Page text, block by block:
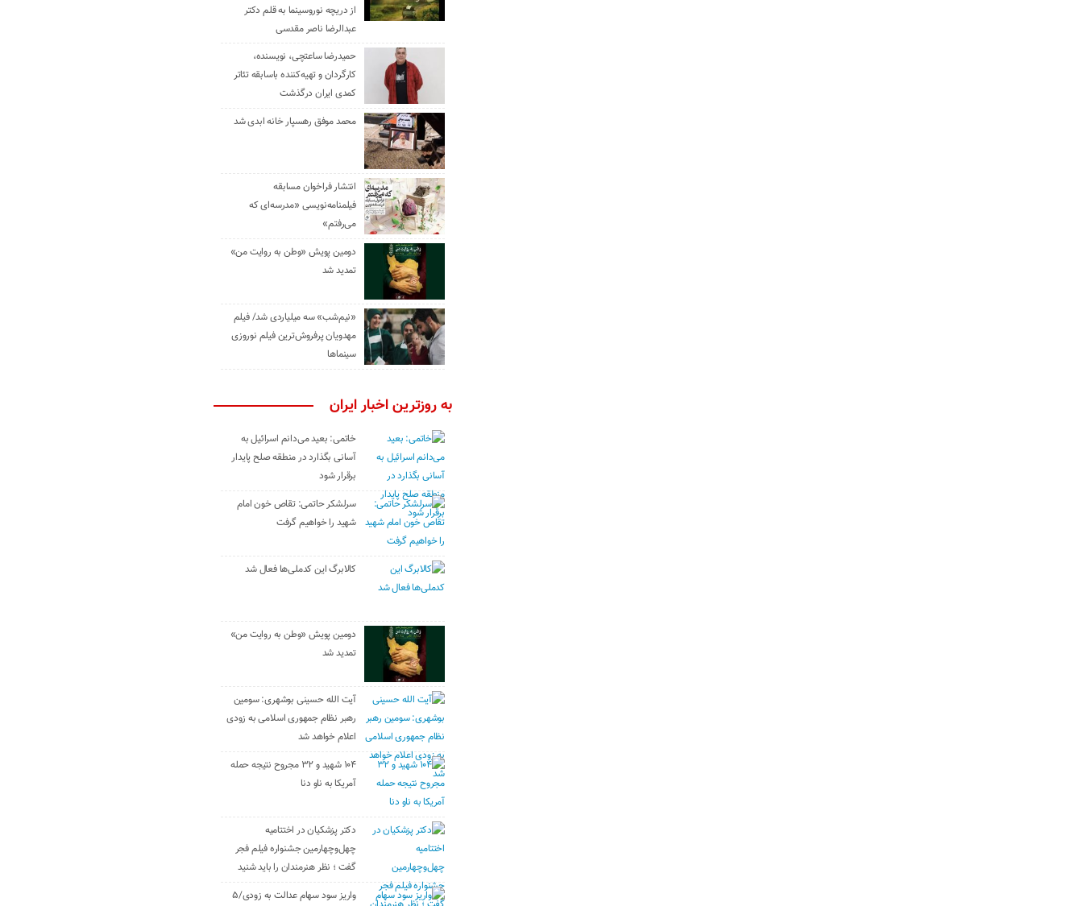
از دریچه نوروسینما به قلم دکتر
عبدالرضا ناصر مقدسی
حمیدرضا ساعتچی، نویسنده،
کارگردان و تهیه‌کننده باسابقه تئاتر
کمدی ایران درگذشت
محمد موفق رهسپار خانه ابدی شد
انتشار فراخوان مسابقه
فیلمنامه‌نویسی «مدرسه‌ای که
می‌رفتم»
دومین پویش «وطن به روایت من»
تمدید شد
«نیم‌شب» سه میلیاردی شد/ فیلم
مهدویان پرفروش‌ترین فیلم نوروزی
سینماها
به روزترین اخبار ایران
خاتمی: بعید می‌دانم اسرائیل به
آسانی بگذارد در منطقه صلح پایدار
برقرار شود
سرلشکر حاتمی: تقاص خون امام
شهید را خواهیم گرفت
کالابرگ این کدملی‌ها فعال شد
دومین پویش «وطن به روایت من»
تمدید شد
آیت الله حسینی بوشهری: سومین
رهبر نظام جمهوری اسلامی به زودی
اعلام خواهد شد
۱۰۴ شهید و ۳۲ مجروح نتیجه حمله
آمریکا به ناو دنا
دکتر پزشکیان در اختتامیه
چهل‌وچهارمین جشنواره فیلم فجر
گفت ؛ نظر هنرمندان را باید شنید
واریز سود سهام عدالت به زودی/۵